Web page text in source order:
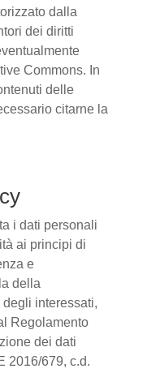
dalla
dei diritti
Commons. In
delle
citarne la
i dati personali
ai principi di
e
della
interessati,
Regolamento
dei dati
2016/679, c.d.